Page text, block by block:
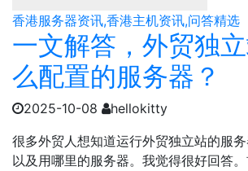
香港服务器资讯,香港主机资讯,问答精选
一文解答，外贸独
么配置的服务器？
2025-10-08
hellokitty
很多外贸人想知道运行外贸独立站的服务
以及用哪里的服务器。我觉得很好回答